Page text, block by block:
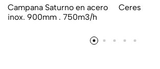
Campana Saturno en acero
inox. 900mm . 750m3/h
Ceres